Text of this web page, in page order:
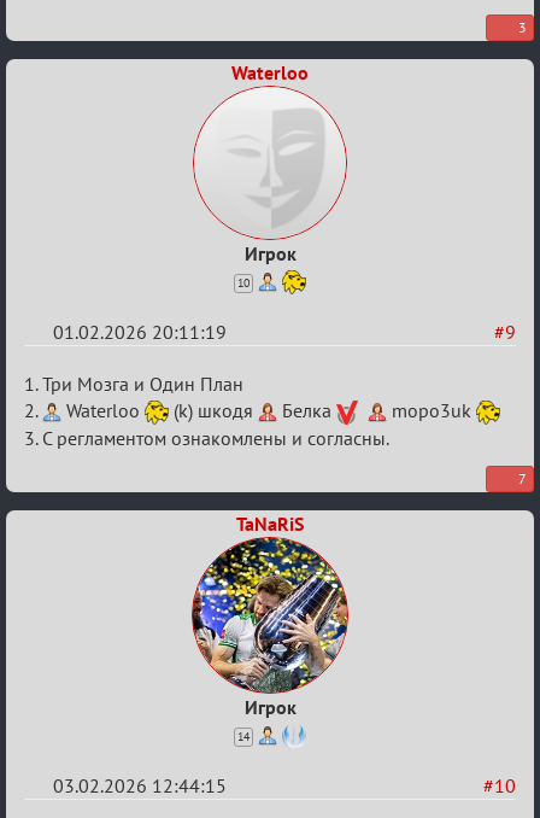
3
Waterloo
Игрок
10
#9
01.02.2026 20:11:19
Re:
XV
Кубок
разборок
1. Три Мозга и Один План
2.
Waterloo (k) шкодя Белка
mopo3uk
3. С регламентом ознакомлены и согласны.
7
TaNaRiS
Игрок
14
#10
03.02.2026 12:44:15